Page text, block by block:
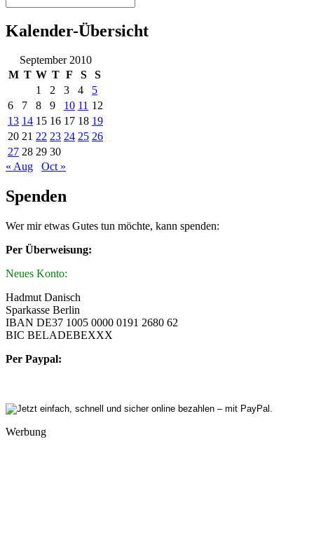
Kalender-Übersicht
September 2010
M T W T F S
S
1
2 3 4
5
6
7 8 9 10 11 12
13 14 15 16 17 18 19
20 21 22 23 24 25 26
27 28 29 30
« Aug
Oct »
Spenden
Wer mir etwas Gutes tun möchte, kann spenden:
Per Überweisung:
Neues Konto:
Hadmut Danisch
Sparkasse Berlin
IBAN DE37 1005 0000 0191 2680 62
BIC BELADEBEXXX
Per Paypal:
Werbung